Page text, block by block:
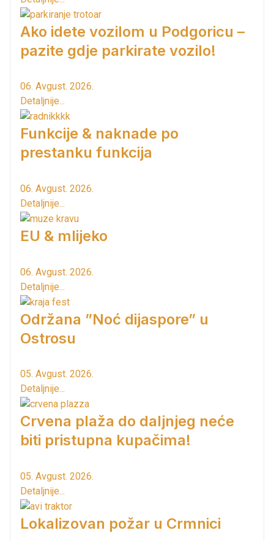
Ako idete vozilom u Podgoricu –
pazite gdje parkirate vozilo!
06. Avgust. 2026.
Detaljnije...
Funkcije & naknade po
prestanku funkcija
06. Avgust. 2026.
Detaljnije...
EU & mlijeko
06. Avgust. 2026.
Detaljnije...
Održana ”Noć dijaspore” u
Ostrosu
05. Avgust. 2026.
Detaljnije...
Crvena plaža do daljnjeg neće
biti pristupna kupačima!
05. Avgust. 2026.
Detaljnije...
Lokalizovan požar u Crmnici